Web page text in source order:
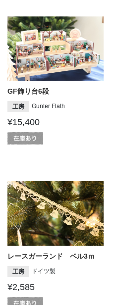
GF飾り台6段
工房 Gunter Flath
¥15,400
レースガーランド ベル3ｍ
工房 ドイツ製
¥2,585